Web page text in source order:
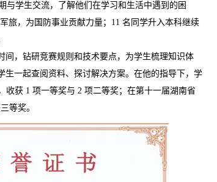
与学生交流，了解他们在学习和生活中遇到的困
旅，为国防事业贡献力量；11 名同学升入本科继续
，钻研竞赛规则和技术要点，为学生梳理知识体
一起查阅资料、探讨解决方案。在他的指导下，学
获 1 项一等奖与 2 项二等奖；在第十一届湖南省
等奖。